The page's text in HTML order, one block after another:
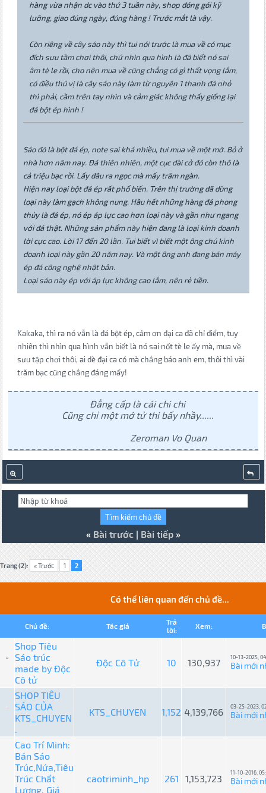
hàng vừa nhận dc vào thứ 3 tuần này, shop đóng gói kỹ
lưỡng, giao đúng ngày, đúng hàng ! Trước mắt là vậy.
Còn riêng về cây sáo này thì tui nói trước là mua về có mục
đích sưu tầm chơi thôi, chứ nhìn qua hình là đã biết nó sai
âm tè le rồi, cho nên mua về cũng chẳng có gì thất vọng lắm,
có điều thú vị là cây sáo này làm từ nguyên 1 thanh đá nhỏ
thì phải, cầm trên tay nhìn và cảm giác không thấy giống lại
đá bột ép hình !
Sáo đó là bột đá ép, note sai khá nhiều, tui mua về một mớ. Bỏ ở
nhà hơn năm nay. Đá thiên nhiên, một cục dài cở đó còn thô là
cả triệu bạc rồi. Lấy đâu ra ngọc mà mấy trăm ngàn.
Hiện nay loại bột đá ép rất phổ biến. Trên thị trường đã dùng
loại này làm gạch không nung. Hầu hết những hàng đá phong
thủy là đá ép, nó ép áp lực cao hơn loại này và gần như ngang
với đá thật. Những sản phẩm này hiện đang là loại kinh doanh
lời cực cao. Lời 17 đến 20 lần. Tui biết vì biết một ông chú kinh
doanh loại này gần 20 năm nay. Và một ông anh đang bán máy
ép đá công nghệ nhật bản.
Loại sáo này ép với áp lực không cao lắm, nên rẻ tiền.
Kakaka, thì ra nó vẫn là đá bột ép, cảm ơn đại ca đã chỉ điểm, tuy
nhiên thì nhìn qua hình vẫn biết là nó sai nốt tè le ấy mà, mua về
sưu tập chơi thôi, ai dè đại ca có mà chẳng báo anh em, thôi thì vài
trăm bạc cũng chẳng đáng mấy!
Đẳng cấp là cái chi chi
Cũng chỉ một mớ tử thi bấy nhầy......
Zeroman Vo Quan
« Bài trước| Bài tiếp»
Trang (2): « Trước 1 2
Có thể liên quan đến chủ đề...
Chủ đề: Tác giả
Trả
lời:
Xem:
Shop Tiêu
Sáo trúc
made by Độc
Cô tử
Độc Cô Tử 10 130,937 10-13-2025,
Bài mới
SHOP TIÊU
SÁO CỦA
KTS_CHUYEN
.
KTS_CHUYEN 1,152 4,139,766 03-25-2023,
Bài mới
Cao Trí Minh:
Bán Sáo
Trúc,Nứa,Tiêu
Trúc Chất
Lượng, Giá
caotriminh_hp 261 1,153,723
11-10-2016,
Bài mới